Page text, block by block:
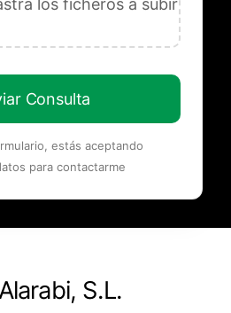
Consulta
estás aceptando
para contactarme
S.L.